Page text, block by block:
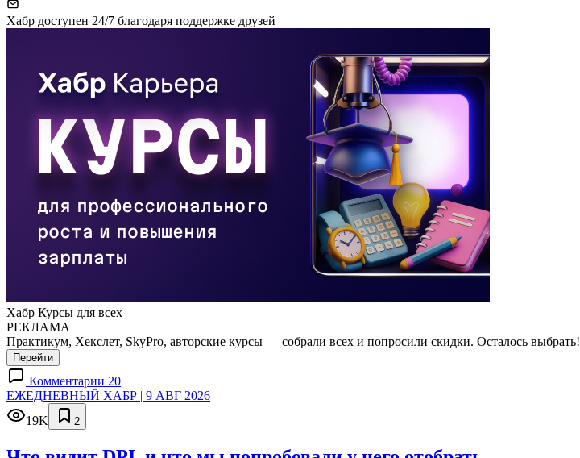
Хабр доступен 24/7 благодаря поддержке друзей
Хабр Курсы для всех
РЕКЛАМА
Практикум, Хекслет, SkyPro, авторские курсы — собрали всех и попросили скидки. Осталось выбрать!
Перейти
Комментарии 20
ЕЖЕДНЕВНЫЙ ХАБР | 9 АВГ 2026
19K
2